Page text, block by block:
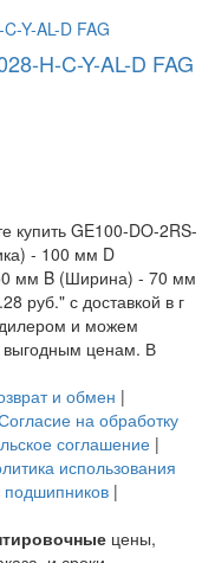
H-C-Y-AL-D FAG
купить GE100-DO-2RS-
- 100 мм D
мм B (Ширина) - 70 мм
руб." с доставкой в г
и можем
ценам. В
и обмен |
на обработку
соглашение |
использования
подшипников |
цены,